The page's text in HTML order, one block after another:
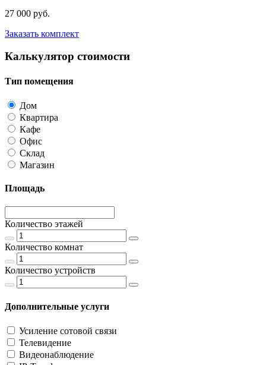
27 000 руб.
Заказать комплект
Калькулятор стоимости
Тип помещения
Дом
Квартира
Кафе
Офис
Склад
Магазин
Площадь
Количество этажей
Количество комнат
Количество устройств
Дополнительные услуги
Усиление сотовой связи
Телевидение
Видеонаблюдение